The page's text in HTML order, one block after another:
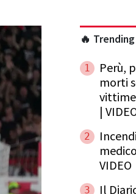
🔥 Trending
1
Perù,
morti
|
2
VIDEO
3
Il